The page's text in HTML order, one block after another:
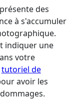
des
à s'accumuler
indiquer une
votre
tutoriel de
avoir les